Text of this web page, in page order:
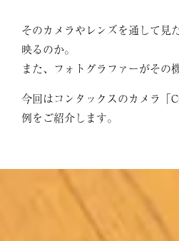
そのカメラやレンズを通して見
映るのか。
また、フォトグラファーがその
今回はコンタックスのカメラ「
例をご紹介します。